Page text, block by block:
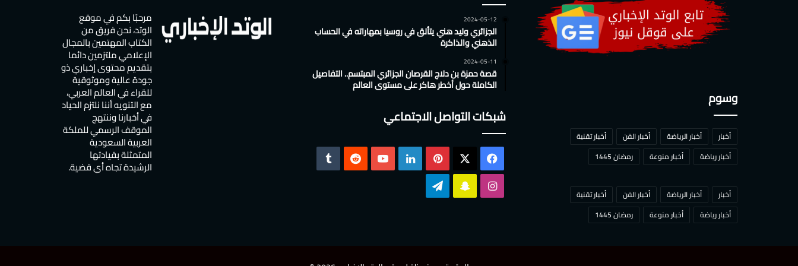
وسوم
أخبار أخبار الرياضة أخبار الفن
أخبار تقنية
أخبار رياضة
أخبار منوعة رمضان 1445
أخبار أخبار الرياضة أخبار الفن
أخبار تقنية
أخبار رياضة
أخبار منوعة رمضان 1445
2024-05-12
الجزائري وليد هني يتألق في روسيا بمهاراته في الحساب
الذهني والذاكرة
2024-05-11
قصة حمزة بن دلاج القرصان الجزائري المبتسم.. التفاصيل
الكاملة حول أخطر هاكر على مستوى العالم
شبكات التواصل الاجتماعي
فيسبوك بينتيريست لينكدإن‫YouTube
‏Reddit
انستقرام سناب تيلقرام
مرحبًا بكم في موقع
الوتد، نحن فريق من
الكتاب المهتمين بالمجال
الإعلامي ملتزمين دائما
بتقديم محتوى إخباري ذو
جودة عالية وموثوقية
للقراء في العالم العربي،
مع التنويه أننا نلتزم الحياد
في أخبارنا وننتهج
الموقف الرسمي للملكة
العربية السعودية
المتمثلة بقيادتها
الرشيدة تجاه أي قضية.